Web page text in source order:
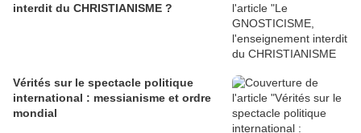
interdit du CHRISTIANISME ?
Vérités sur le spectacle politique
international : messianisme et ordre
mondial